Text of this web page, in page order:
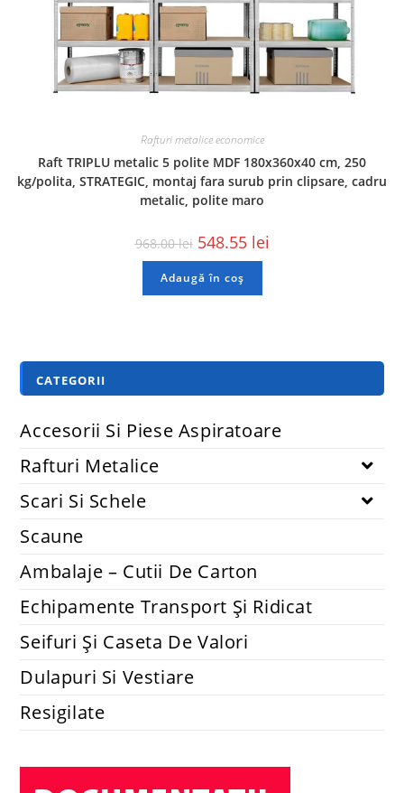
Rafturi metalice economice
Raft TRIPLU metalic 5 polite MDF 180x360x40 cm, 250
kg/polita, STRATEGIC, montaj fara surub prin clipsare, cadru
metalic, polite maro
968.00lei 548.55 lei
Adaugă în coș
CATEGORII
Accesorii Si Piese Aspiratoare
Rafturi Metalice
Scari Si Schele
Scaune
Ambalaje – Cutii De Carton
Echipamente Transport Și Ridicat
Seifuri Și Caseta De Valori
Dulapuri Si Vestiare
Resigilate